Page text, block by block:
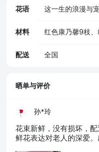
花语 这一生的浪漫与
材料 红色康乃馨9枝
配送 全国
晒单与评价
孙*玲
花束新鲜，没有损坏，
鲜花表达对老人的深爱